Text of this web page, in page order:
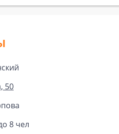
50
8 чел